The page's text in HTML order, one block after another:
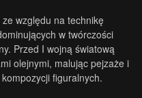
względu na technikę
w twórczości
Przed I wojną światową
olejnymi, malując pejzaże i
figuralnych.